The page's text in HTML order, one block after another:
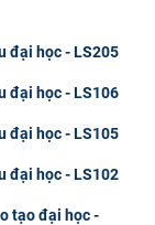
đại học - LS205
đại học - LS106
đại học - LS105
đại học - LS102
tạo đại học -